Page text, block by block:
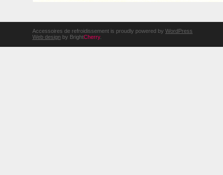
Accessoires de refroidissement is proudly powered by WordPress
Web design by BrightCherry.